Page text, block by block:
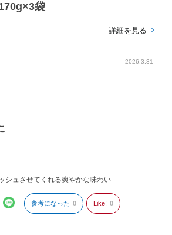
袋
詳細を見る
2026.3.31
シュさせてくれる爽やかな味わい
参考になった 0 Like! 0